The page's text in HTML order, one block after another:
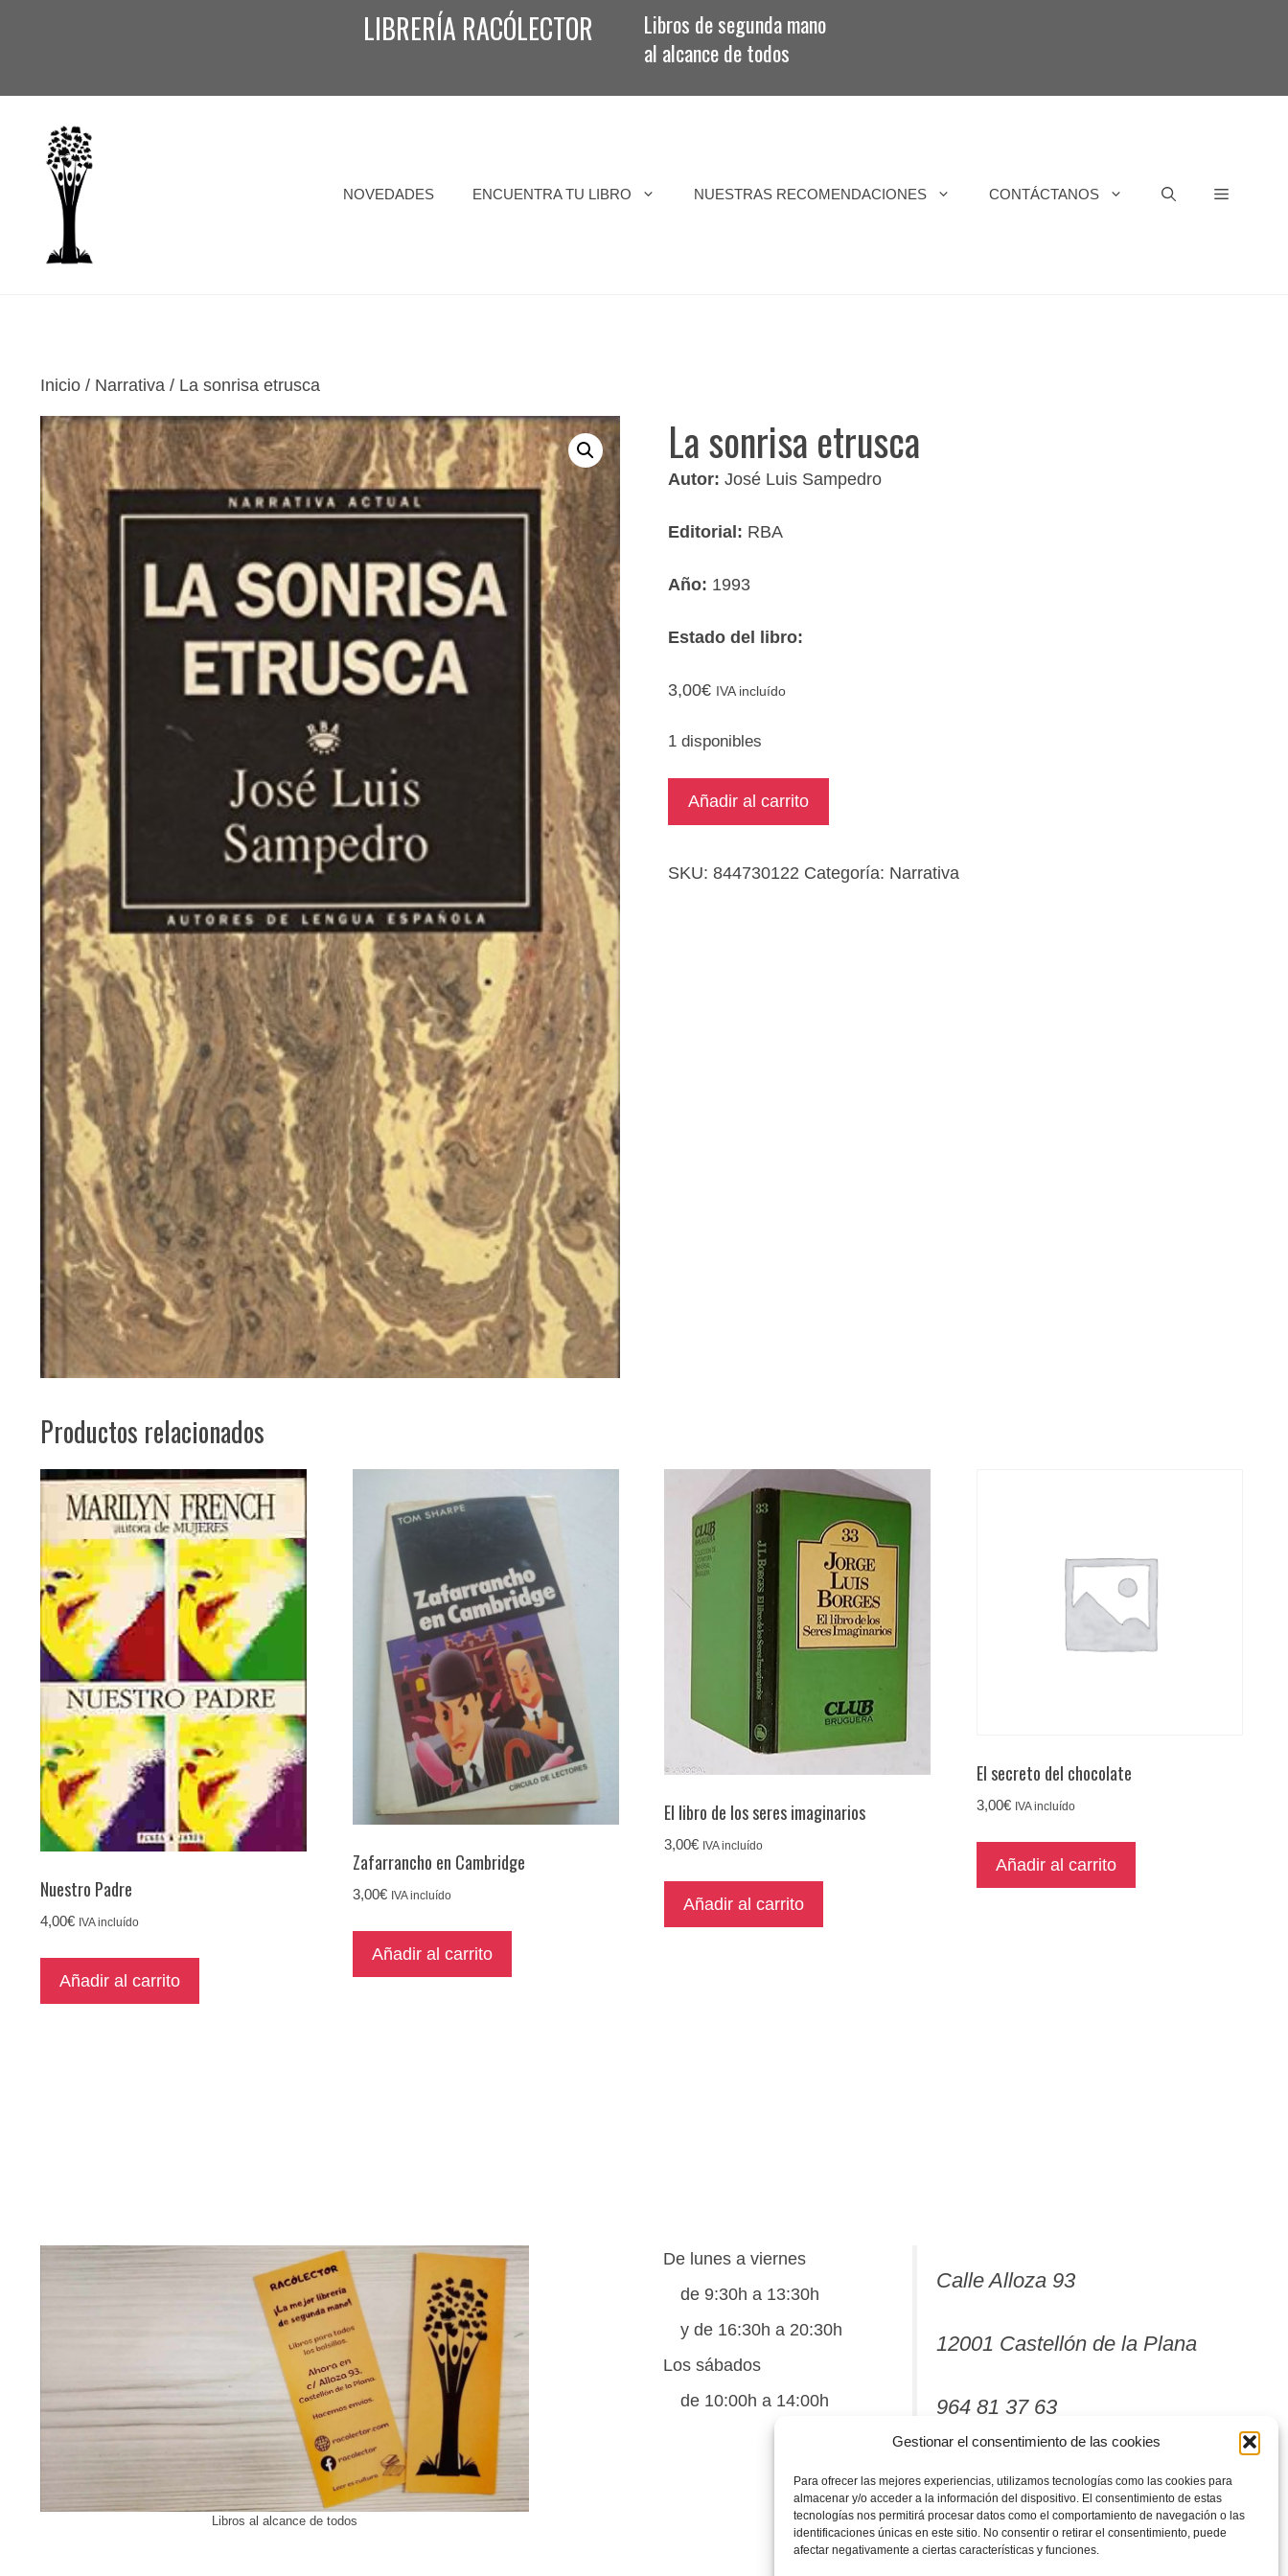
Gestionar el consentimiento de las cookies
Para ofrecer las mejores experiencias, utilizamos tecnologías como las cookies para
almacenar y/o acceder a la información del dispositivo. El consentimiento de estas
tecnologías nos permitirá procesar datos como el comportamiento de navegación o las
identificaciones únicas en este sitio. No consentir o retirar el consentimiento, puede
afectar negativamente a ciertas características y funciones.
LIBRERÍA RACÓLECTOR
Libros de segunda mano
al alcance de todos
NOVEDADES ENCUENTRA TU LIBRO NUESTRAS RECOMENDACIONES CONTÁCTANOS
Inicio / Narrativa / La sonrisa etrusca
La sonrisa etrusca
Autor:José Luis Sampedro
Editorial: RBA
Año: 1993
Estado del libro:
3,00€ IVA incluído
1 disponibles
cantidad
Añadir al carrito
SKU:844730122 Categoría: Narrativa
Productos relacionados
Nuestro Padre
4,00€ IVA incluído
Añadir al carrito
Zafarrancho en Cambridge
3,00€ IVA incluído
Añadir al carrito
El libro de los seres imaginarios
3,00€ IVA incluído
Añadir al carrito
El secreto del chocolate
3,00€ IVA incluído
Añadir al carrito
Libros al alcance de todos
De lunes a viernes
de 9:30h a 13:30h
y de 16:30h a 20:30h
Los sábados
de 10:00h a 14:00h
Calle Alloza 93
12001 Castellón de la Plana
964 81 37 63